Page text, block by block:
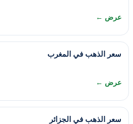
عرض ←
سعر الذهب في المغرب
عرض ←
سعر الذهب في الجزائر